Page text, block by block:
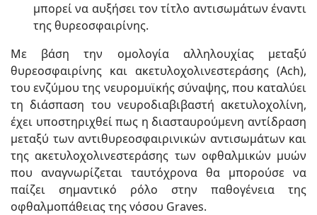
μπορεί να αυξήσει τον τίτλο αντισωμάτων έναντι
της θυρεοσφαιρίνης.
Με βάση την ομολογία αλληλουχίας μεταξύ
θυρεοσφαιρίνης και ακετυλοχολινεστεράσης (Ach),
του ενζύμου της νευρομυϊκής σύναψης, που καταλύει
τη διάσπαση του νευροδιαβιβαστή ακετυλοχολίνη,
έχει υποστηριχθεί πως η διασταυρούμενη αντίδραση
μεταξύ των αντιθυρεοσφαιρινικών αντισωμάτων και
της ακετυλοχολινεστεράσης των οφθαλμικών μυών
που αναγνωρίζεται ταυτόχρονα θα μπορούσε να
παίζει σημαντικό ρόλο στην παθογένεια της
οφθαλμοπάθειας της vόσου Graves.